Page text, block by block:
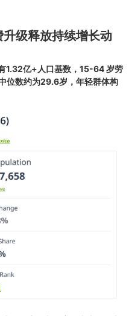
级释放持续增长动
1.32亿+人口基数，15-64 岁劳
位数约为29.6岁，年轻群体构